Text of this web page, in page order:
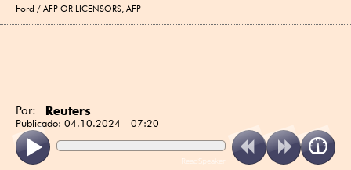
Ford AFP OR LICENSORS, AFP
Por: Reuters
Publicado: 04.10.2024 - 07:20
ReadSpeaker